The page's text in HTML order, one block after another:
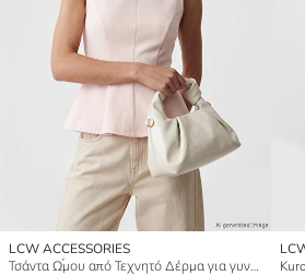
LCW ACCESSORIES
Τσάντα Ώμου από Τεχνητό Δέρμα για γυναίκες